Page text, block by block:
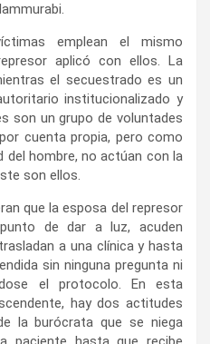
emplean el mismo
aplicó con ellos. La
el secuestrado es un
institucionalizado y
son un grupo de voluntades
cuenta propia, pero como
del hombre, no actúan con la
son ellos.
que la esposa del represor
de dar a luz, acuden
a una clínica y hasta
sin ninguna pregunta ni
el protocolo. En esta
hay dos actitudes
la burócrata que se niega